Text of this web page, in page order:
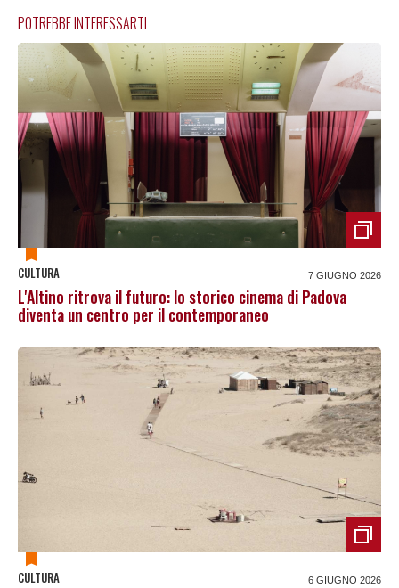
POTREBBE INTERESSARTI
CULTURA 7 GIUGNO 2026
L'Altino ritrova il futuro: lo storico cinema di Padova
diventa un centro per il contemporaneo
CULTURA 6 GIUGNO 2026